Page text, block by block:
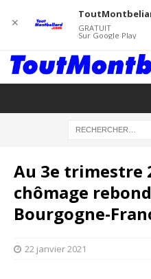
Au 3e trimestre
chômage
Bourgogne-
22 janvier 2021
✕ GRATUIT
Sur Google Play